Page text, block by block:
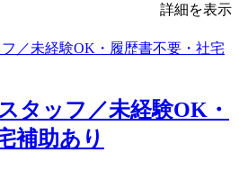
詳細を表示
タッフ／未経験OK・
補助あり